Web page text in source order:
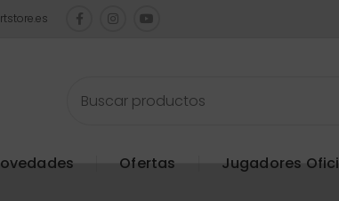
Ofertas Jugadores